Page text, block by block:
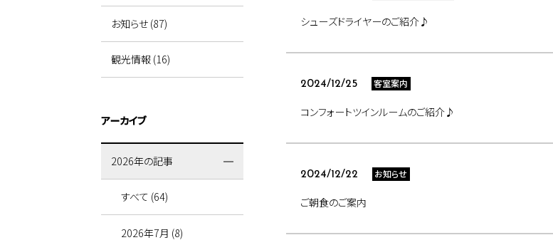
シューズドライヤーのご紹介♪
2024/12/25 客室案内
コンフォートツインルームのご紹介♪
2024/12/22 お知らせ
ご朝食のご案内
お知らせ (87)
観光情報 (16)
アーカイブ
2026年の記事
すべて (64)
2026年7月 (8)